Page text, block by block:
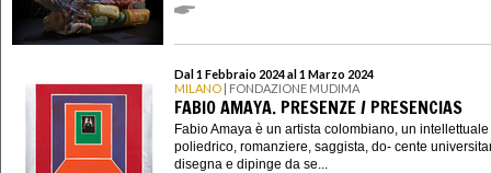
Dal 1 Febbraio 2024 al 1 Marzo 2024
MILANO | FONDAZIONE MUDIMA
FABIO AMAYA. PRESENZE / PRESENCIAS
Fabio Amaya è un artista colombiano, un intellettuale
poliedrico, romanziere, saggista, do- cente
disegna e dipinge da se...